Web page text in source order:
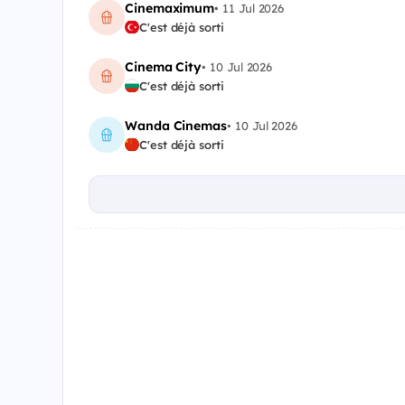
Cinemaximum• 11 Jul 2026
C'est déjà sorti
Cinema City• 10 Jul 2026
C'est déjà sorti
Wanda Cinemas• 10 Jul 2026
C'est déjà sorti